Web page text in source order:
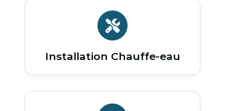
Installation Chauffe-eau